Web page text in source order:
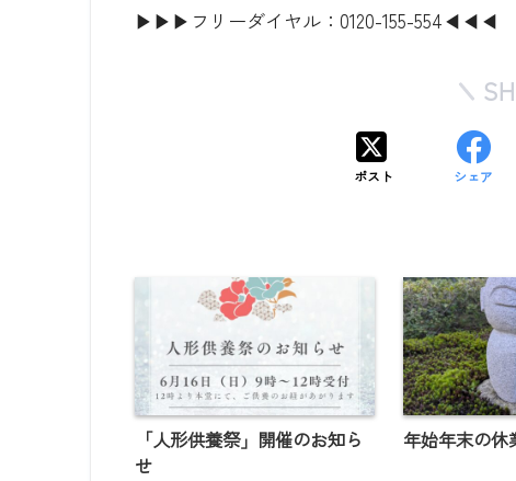
▶▶▶フリーダイヤル：0120-155-554◀◀◀
ポスト シェア
「人形供養祭」開催のお知ら
せ
年始年末の休